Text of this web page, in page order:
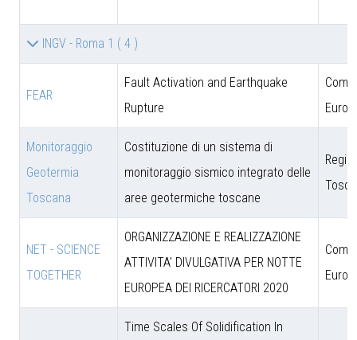
INGV - Roma 1 ( 4 )
FEAR
Fault Activation and Earthquake
Rupture
Monitoraggio
Geotermia
Toscana
Costituzione di un sistema di
monitoraggio sismico integrato delle
aree geotermiche toscane
NET - SCIENCE
TOGETHER
ORGANIZZAZIONE E REALIZZAZIONE
ATTIVITA' DIVULGATIVA PER NOTTE
EUROPEA DEI RICERCATORI 2020
Time Scales Of Solidification In